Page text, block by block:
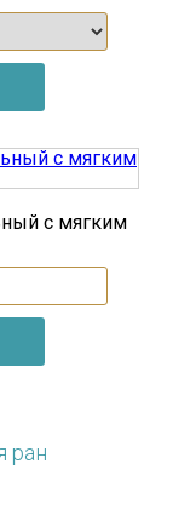
с мягким
ран